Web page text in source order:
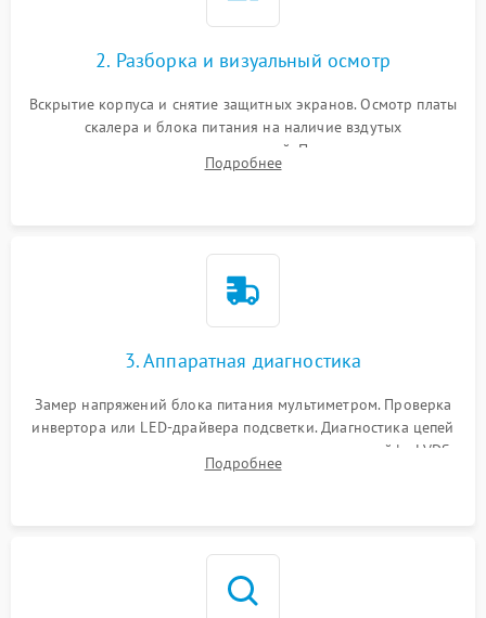
2. Разборка и визуальный осмотр
Вскрытие корпуса и снятие защитных экранов. Осмотр платы
скалера и блока питания на наличие вздутых
конденсаторов, прогаров, окислений. Проверка надежности
контактов и целостности шлейфов матрицы.
Подробнее
3. Аппаратная диагностика
Замер напряжений блока питания мультиметром. Проверка
инвертора или LED-драйвера подсветки. Диагностика цепей
питания скалера и тестирование сигналов на шлейфе LVDS
Подробнее